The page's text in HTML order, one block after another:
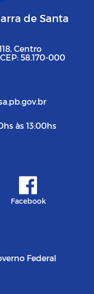
de Santa
Centro
58.170-000
às 13:00hs
Facebook
Federal